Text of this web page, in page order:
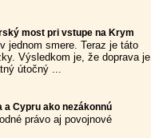
most pri vstupe na Krym
jednom smere. Teraz je táto
Výsledkom je, že doprava je
útočný ...
a Cypru ako nezákonnú
právo aj povojnové